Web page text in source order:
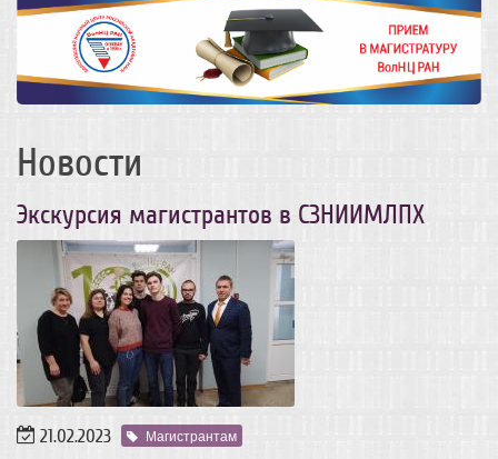
Новости
Экскурсия магистрантов в СЗНИИМЛПХ
21.02.2023 Магистрантам